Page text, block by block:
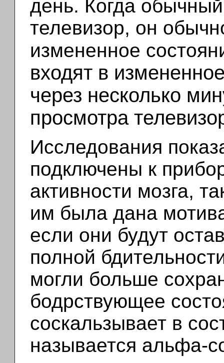
день. Когда
телевизор, он
измененное
входят в
через несколько
просмотра
Исследования
подключены к
активности мозга,
им была дана
если они будут
полной
могли больше
бодрствующее
соскальзывает в
называется альфа-